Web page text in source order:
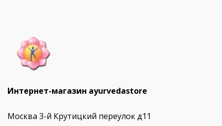
Интернет-магазин ayurvedastore
Москва 3-й Крутицкий переулок д11